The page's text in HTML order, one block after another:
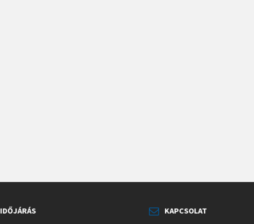
IDŐJÁRÁS KAPCSOLAT